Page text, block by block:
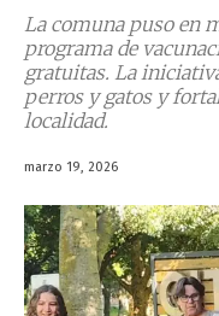
La comuna puso en
programa de
gratuitas. La
perros y gatos y
localidad.
marzo 19, 2026